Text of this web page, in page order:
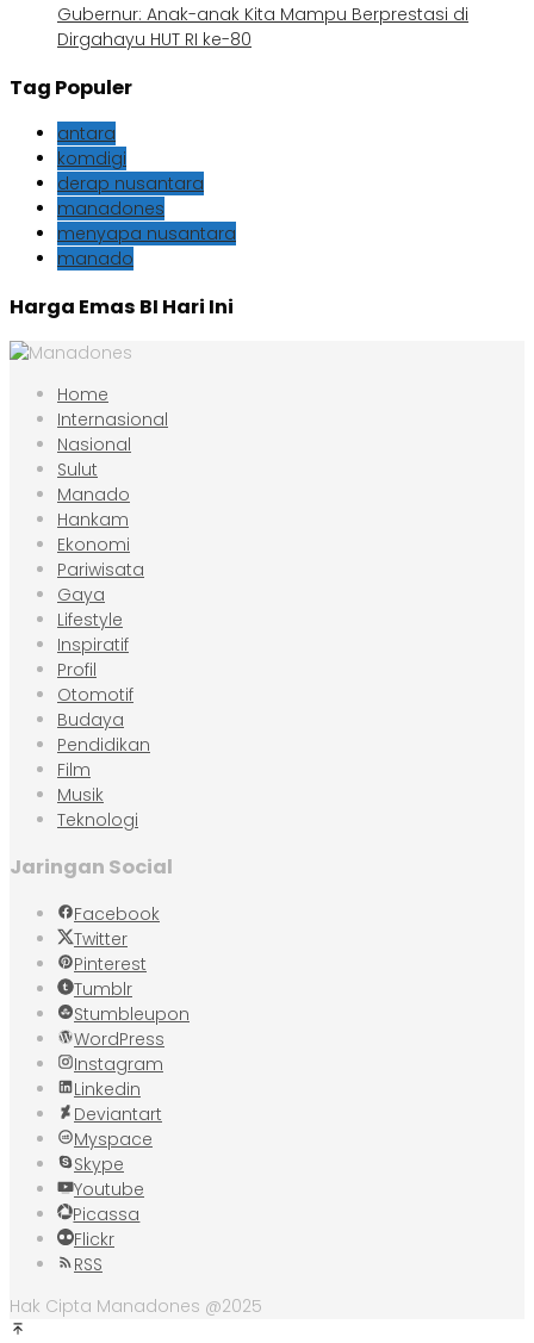
Gubernur: Anak-anak Kita Mampu Berprestasi di
Dirgahayu HUT RI ke-80
Tag Populer
antara
komdigi
derap nusantara
manadones
menyapa nusantara
manado
Harga Emas BI Hari Ini
Home
Internasional
Nasional
Sulut
Manado
Hankam
Ekonomi
Pariwisata
Gaya
Lifestyle
Inspiratif
Profil
Otomotif
Budaya
Pendidikan
Film
Musik
Teknologi
Jaringan Social
Facebook
Twitter
Pinterest
Tumblr
Stumbleupon
WordPress
Instagram
Linkedin
Deviantart
Myspace
Skype
Youtube
Picassa
Flickr
RSS
Hak Cipta Manadones @2025